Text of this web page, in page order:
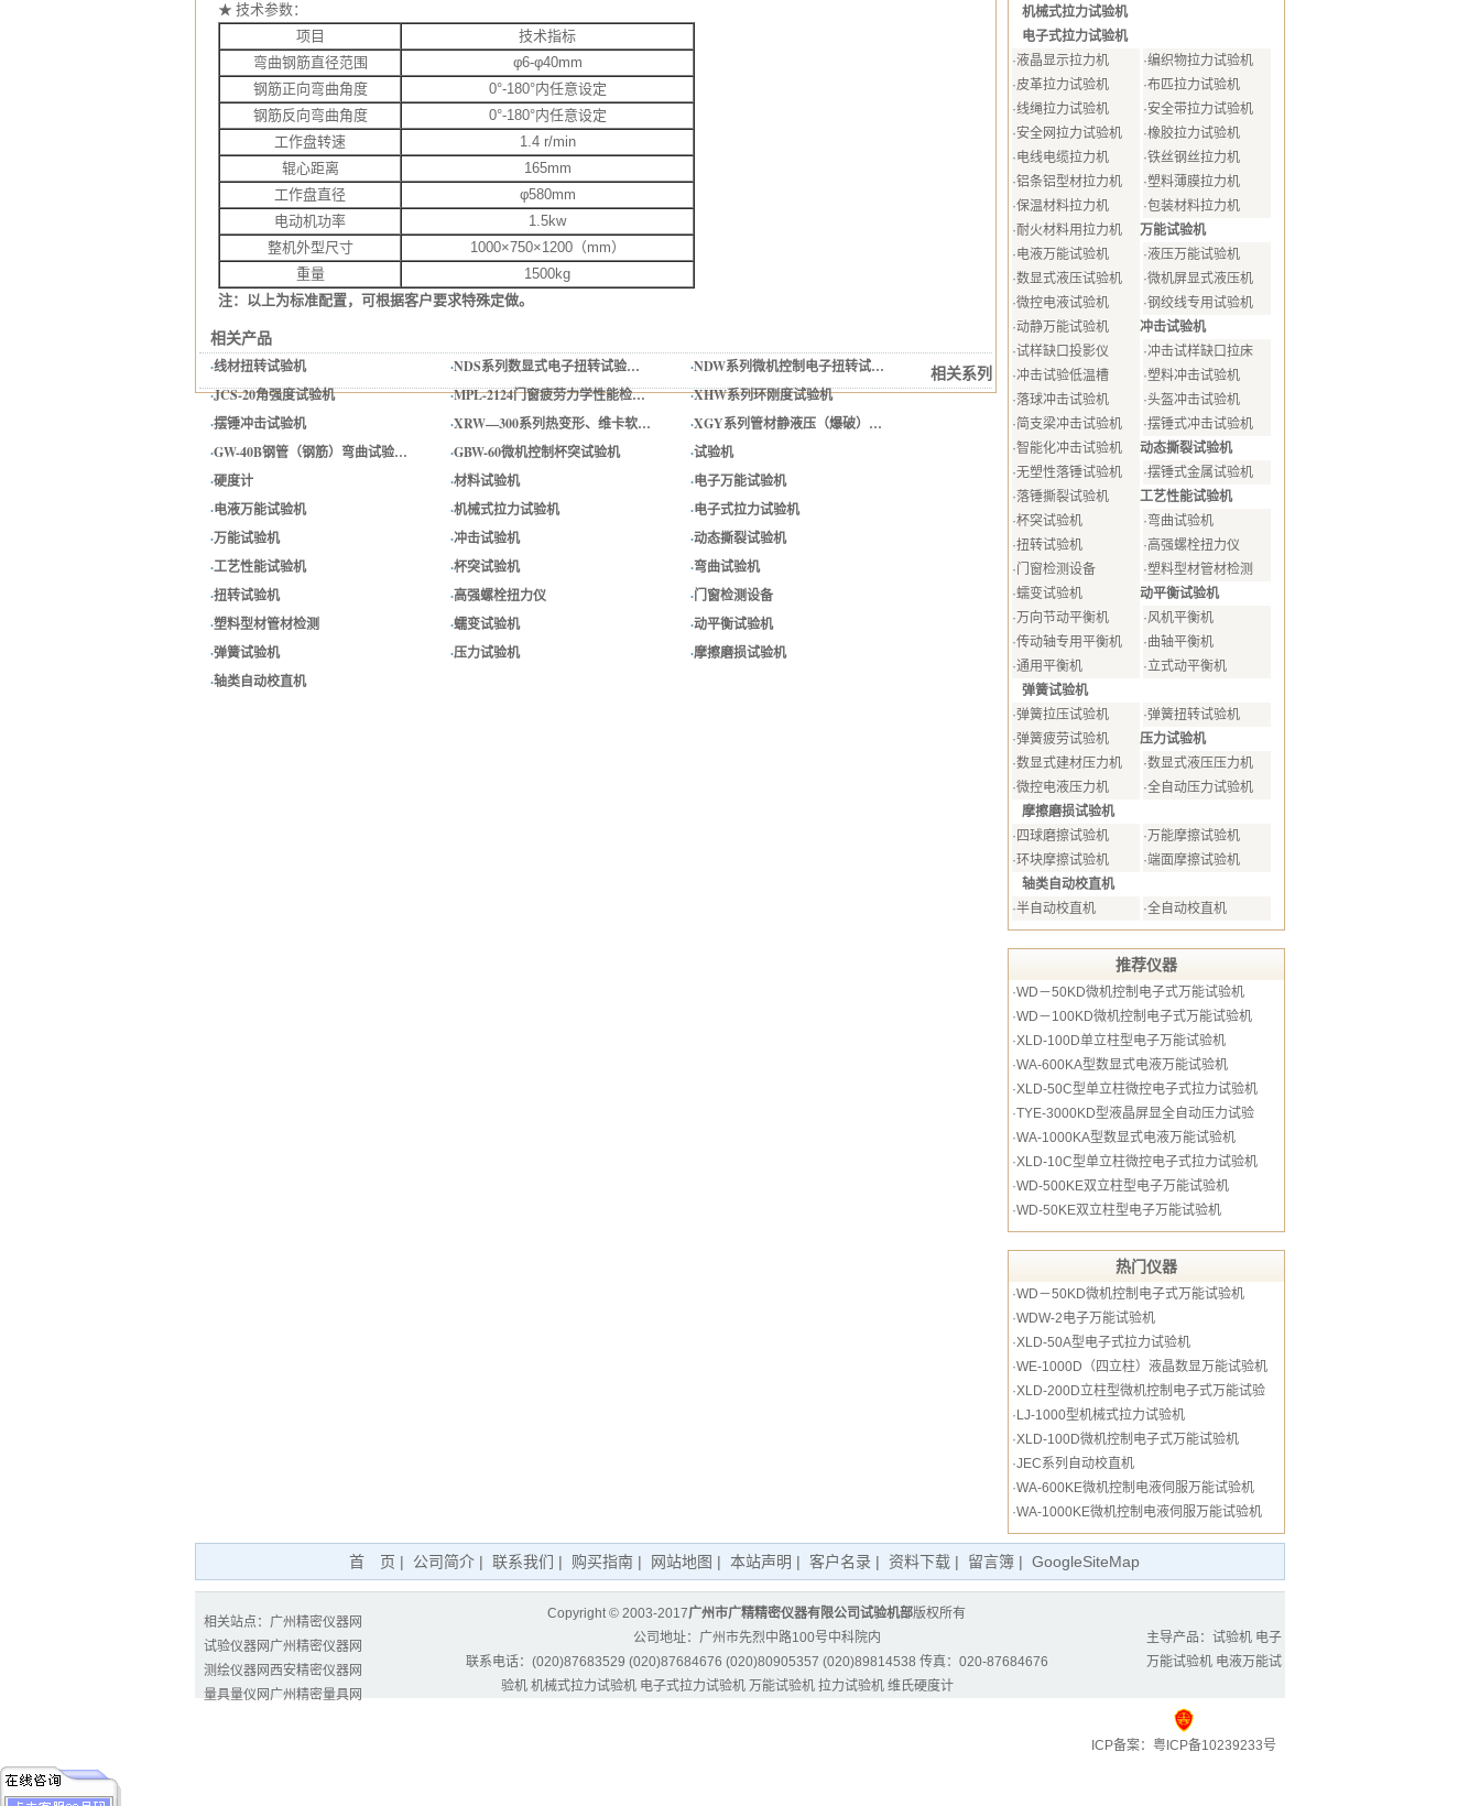
★ 技术参数：
项目
技术指标
弯曲钢筋直径范围
φ6-φ40mm
钢筋正向弯曲角度
0°-180°内任意设定
钢筋反向弯曲角度
0°-180°内任意设定
工作盘转速
1.4 r/min
辊心距离
165mm
工作盘直径
φ580mm
电动机功率
1.5kw
整机外型尺寸
1000×750×1200（mm）
重量
1500kg
注：以上为标准配置，可根据客户要求特殊定做。
相关产品
·线材扭转试验机 ·NDS系列数显式电子扭转试验… ·NDW系列微机控制电子扭转试…
·JCS-20角强度试验机 ·MPL-2124门窗疲劳力学性能检… ·XHW系列环刚度试验机
·摆锤冲击试验机 ·XRW—300系列热变形、维卡软… ·XGY系列管材静液压（爆破）…
·GW-40B钢管（钢筋）弯曲试验… ·GBW-60微机控制杯突试验机
相关系列
·试验机
·硬度计 ·材料试验机 ·电子万能试验机
·电液万能试验机 ·机械式拉力试验机 ·电子式拉力试验机
·万能试验机 ·冲击试验机 ·动态撕裂试验机
·工艺性能试验机 ·杯突试验机 ·弯曲试验机
·扭转试验机 ·高强螺栓扭力仪 ·门窗检测设备
·塑料型材管材检测 ·蠕变试验机 ·动平衡试验机
·弹簧试验机 ·压力试验机 ·摩擦磨损试验机
·轴类自动校直机
机械式拉力试验机
电子式拉力试验机
·液晶显示拉力机 ·编织物拉力试验机
·皮革拉力试验机 ·布匹拉力试验机
·线绳拉力试验机 ·安全带拉力试验机
·安全网拉力试验机 ·橡胶拉力试验机
·电线电缆拉力机 ·铁丝钢丝拉力机
·铝条铝型材拉力机 ·塑料薄膜拉力机
·保温材料拉力机 ·包装材料拉力机
·耐火材料用拉力机 万能试验机
·电液万能试验机 ·液压万能试验机
·数显式液压试验机 ·微机屏显式液压机
·微控电液试验机 ·钢绞线专用试验机
·动静万能试验机 冲击试验机
·试样缺口投影仪 ·冲击试样缺口拉床
·冲击试验低温槽 ·塑料冲击试验机
·落球冲击试验机 ·头盔冲击试验机
·简支梁冲击试验机 ·摆锤式冲击试验机
·智能化冲击试验机 动态撕裂试验机
·无塑性落锤试验机 ·摆锤式金属试验机
·落锤撕裂试验机 工艺性能试验机
·杯突试验机 ·弯曲试验机
·扭转试验机 ·高强螺栓扭力仪
·门窗检测设备 ·塑料型材管材检测
·蠕变试验机 动平衡试验机
·万向节动平衡机 ·风机平衡机
·传动轴专用平衡机 ·曲轴平衡机
·通用平衡机 ·立式动平衡机
弹簧试验机
·弹簧拉压试验机 ·弹簧扭转试验机
·弹簧疲劳试验机 压力试验机
·数显式建材压力机 ·数显式液压压力机
·微控电液压力机 ·全自动压力试验机
摩擦磨损试验机
· 四球磨擦试验机 ·万能摩擦试验机
·环块摩擦试验机 ·端面摩擦试验机
轴类自动校直机
·半自动校直机 ·全自动校直机
推荐仪器
·WD－50KD微机控制电子式万能试验机
·WD－100KD微机控制电子式万能试验机
·XLD-100D单立柱型电子万能试验机
·WA-600KA型数显式电液万能试验机
·XLD-50C型单立柱微控电子式拉力试验机
·TYE-3000KD型液晶屏显全自动压力试验
·WA-1000KA型数显式电液万能试验机
·XLD-10C型单立柱微控电子式拉力试验机
·WD-500KE双立柱型电子万能试验机
·WD-50KE双立柱型电子万能试验机
热门仪器
·WD－50KD微机控制电子式万能试验机
·WDW-2电子万能试验机
·XLD-50A型电子式拉力试验机
·WE-1000D（四立柱）液晶数显万能试验机
·XLD-200D立柱型微机控制电子式万能试验
· LJ-1000型机械式拉力试验机
·XLD-100D微机控制电子式万能试验机
·JEC系列自动校直机
·WA-600KE微机控制电液伺服万能试验机
·WA-1000KE微机控制电液伺服万能试验机
首 页 | 公司简介 | 联系我们 | 购买指南 | 网站地图 | 本站声明 | 客户名录 | 资料下载 | 留言簿 | GoogleSiteMap
相关站点： 广州精密仪器网
试验仪器网 广州精密仪器网
测绘仪器网 西安精密仪器网
量具量仪网 广州精密量具网
Copyright © 2003-2017广州市广精精密仪器有限公司试验机部版权所有
公司地址：广州市先烈中路100号中科院内
联系电话：(020)87683529 (020)87684676 (020)80905357 (020)89814538 传真：020-87684676
ICP备案： 粤ICP备10239233号
主导产品： 试验机 电子
万能试验机 电液万能试
验机 机械式拉力试验机 电子式拉力试验机 万能试验机 拉力试验机 维氏硬度计